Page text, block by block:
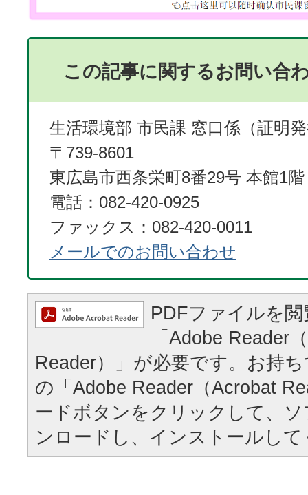
この記事に関するお問い合
生活環境部 市民課 窓口係（証明
〒739-8601
東広島市西条栄町8番29号 本館1階
電話：082-420-0925
ファックス：082-420-0011
メールでのお問い合わせ
PDFファイルを
「Adobe Reader
Reader）」が必要です。お持
の「Adobe Reader（Acrobat
ードボタンをクリックして、
ンロードし、インストールし